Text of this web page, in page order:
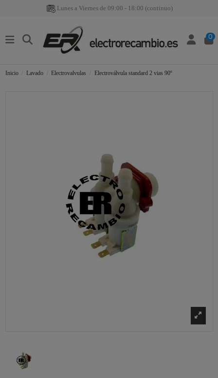
Lunes a Viernes de 09:00 - 18:00 (continuo)
0
Inicio Lavado Electrovalvulas Electroválvula standard 2 vias 90º